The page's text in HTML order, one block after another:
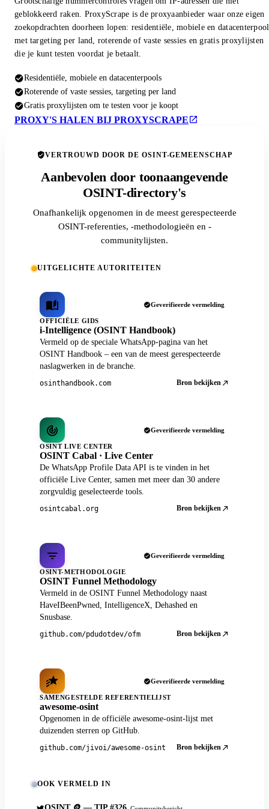
geblokkeerd raken. ProxyScrape is de proxyaanbieder waar onze eigen
zoekopdrachten doorheen lopen: residentiële, mobiele en
met targeting per land, roterende of vaste sessies en gratis proxylijsten
die je kunt testen voordat je betaalt.
Residentiële, mobiele en datacenterpools
Roterende of vaste sessies, targeting per land
Gratis proxylijsten om te testen voor je koopt
PROXY'S HALEN BIJ PROXYSCRAPE
VERTROUWD DOOR DE OSINT-GEMEENSCHAP
Aanbevolen door toonaangevende
OSINT-directory's
Onafhankelijk opgenomen in de meest gerespecteerde
OSINT-referenties, -methodologieën en -
communitylijsten.
UITGELICHTE AUTORITEITEN
Geverifieerde vermelding
OFFICIËLE GIDS
i-Intelligence (OSINT Handbook)
Vermeld op de speciale WhatsApp-pagina van het
OSINT Handbook – een van de meest gerespecteerde
naslagwerken in de branche.
osinthandbook.com Bron bekijken
Geverifieerde vermelding
OSINT LIVE CENTER
OSINT Cabal · Live Center
De WhatsApp Profile Data API is te vinden in het
officiële Live Center, samen met meer dan 30 andere
zorgvuldig geselecteerde tools.
osintcabal.org Bron bekijken
Geverifieerde vermelding
OSINT-METHODOLOGIE
OSINT Funnel Methodology
Vermeld in de OSINT Funnel Methodology naast
HaveIBeenPwned, IntelligenceX, Dehashed en
Snusbase.
github.com/pdudotdev/ofm Bron bekijken
Geverifieerde vermelding
SAMENGESTELDE REFERENTIELIJST
awesome-osint
Opgenomen in de officiële awesome-osint-lijst met
duizenden sterren op GitHub.
github.com/jivoi/awesome-osint Bron bekijken
OOK VERMELD IN